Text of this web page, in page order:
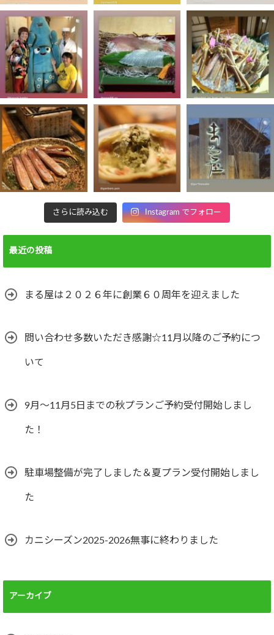
さらに読み込む Instagram でフォロー
最近の投稿
まる屋は２０２６年に創業６０周年を迎えました
問い合わせ多数いただき感謝☆11月以降のご予約につ
いて
9月～11月5日までの秋プランご予約受付開始しまし
た！
駐車場整備が完了しました＆夏プラン受付開始しまし
た
カニシーズン2025-2026無事に終わりました
アーカイブ